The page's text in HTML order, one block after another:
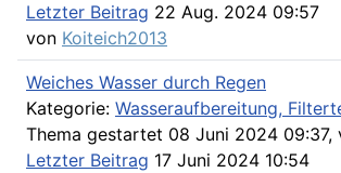
Letzter Beitrag 22 Aug. 2024 09:57
von Koiteich2013
Weiches Wasser durch Regen
Kategorie: Wasseraufbereitung,
Thema gestartet 08 Juni 2024 09:37,
Letzter Beitrag 17 Juni 2024 10:54